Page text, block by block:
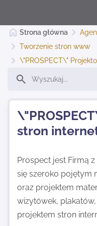
Banery Warszawa
Dodaj stronę
Kontakt
Strona główna
Tworzenie stron www
\"PROSPECT\"
stron
Prospect jest Firmą
się szeroko pojętym
oraz projektem
wizytówek,
projektem stron